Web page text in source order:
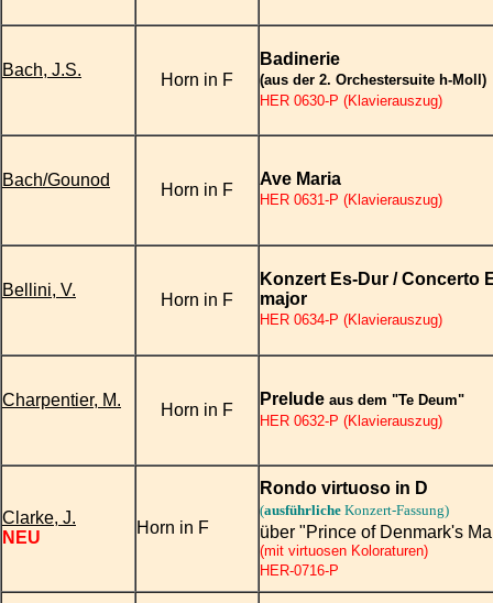
Bach, J.S.
Horn in F
Badinerie
(aus der 2. Orchestersuite h-Moll)
HER 0630-P (Klavierauszug)
Bach/Gounod
Horn in F
Ave Maria
HER 0631-P (Klavierauszug)
Bellini, V.
Horn in F
Konzert Es-Dur / Concerto
major
HER 0634-P (Klavierauszug)
Charpentier, M.
Horn in F
Prelude aus dem "Te Deum"
HER 0632-P (Klavierauszug)
Clarke, J.
NEU
Horn in F
Rondo virtuoso in D
(ausführliche Konzert-Fassung)
über "Prince of Denmark's
(mit virtuosen Koloraturen)
HER-0716-P